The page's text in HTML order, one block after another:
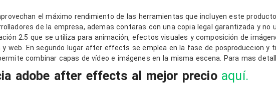
el máximo rendimiento de las herramientas que incluyen este
de la empresa, ademas contaras con una copia legal garantizada y no
2.5 que se utiliza para animación, efectos visuales y composición de
web. En segundo lugar after effects se emplea en la fase de posproduccion y
combinar capas de vídeo e imágenes en la misma escena. Para mas
adobe after effects al mejor precio aquí.